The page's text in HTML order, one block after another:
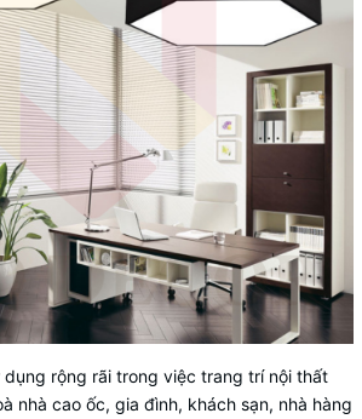
rộng rãi trong việc trang trí nội thất
nhà cao ốc, gia đình, khách sạn, nhà hàng